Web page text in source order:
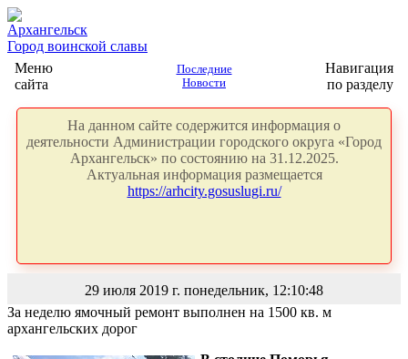
Архангельск
Город воинской славы
Меню
сайта
Последние
Новости
Навигация
по разделу
На данном сайте содержится информация о
деятельности Администрации городского округа «Город
Архангельск» по состоянию на 31.12.2025.
Актуальная информация размещается
https://arhcity.gosuslugi.ru/
29 июля 2019 г. понедельник, 12:10:48
За неделю ямочный ремонт выполнен на 1500 кв. м
архангельских дорог